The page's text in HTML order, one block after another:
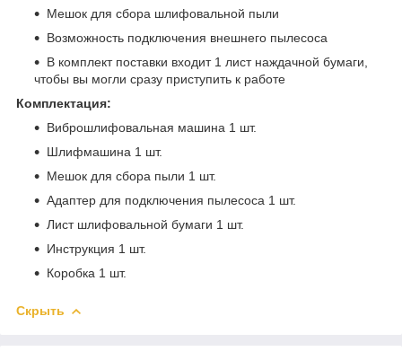
Мешок для сбора шлифовальной пыли
Возможность подключения внешнего пылесоса
В комплект поставки входит 1 лист наждачной бумаги,
чтобы вы могли сразу приступить к работе
Комплектация:
Виброшлифовальная машина 1 шт.
Шлифмашина 1 шт.
Мешок для сбора пыли 1 шт.
Адаптер для подключения пылесоса 1 шт.
Лист шлифовальной бумаги 1 шт.
Инструкция 1 шт.
Коробка 1 шт.
Скрыть